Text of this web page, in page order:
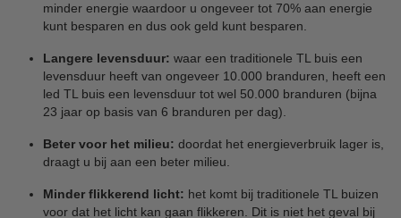
minder energie waardoor u ongeveer tot 70% aan energie
kunt besparen en dus ook geld kunt besparen.
Langere levensduur: waar een traditionele TL buis een
levensduur heeft van ongeveer 10.000 branduren, heeft een
led TL buis een levensduur tot wel 50.000 branduren (bijna
23 jaar op basis van 6 branduren per dag).
Beter voor het milieu: doordat het energieverbruik lager is,
draagt u bij aan een beter milieu.
Minder flikkerend licht: het komt bij traditionele TL buizen
voor dat het licht kan gaan flikkeren. Dit is niet het geval bij